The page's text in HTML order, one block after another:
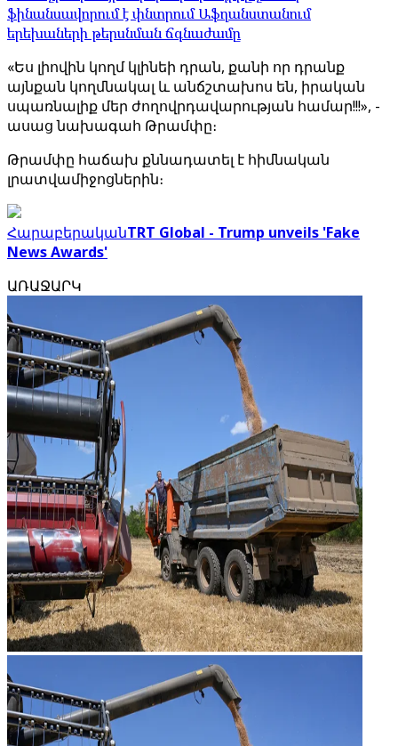
ֆինանսավորում է փնտրում Աֆղանստանում
երեխաների թերսնման ճգնաժամը
«Ես լիովին կողմ կլինեի դրան, քանի որ դրանք
այնքան կողմնակալ և անճշտախոս են, իրական
սպառնալիք մեր ժողովրդավարության համար!!!», -
ասաց նախագահ Թրամփը։
Թրամփը հաճախ քննադատել է հիմնական
լրատվամիջոցներին։
ՀարաբերականTRT Global - Trump unveils 'Fake
News Awards'
ԱՌԱՋԱՐԿ